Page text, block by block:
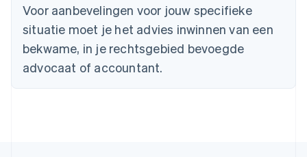
Voor aanbevelingen voor jouw specifieke
situatie moet je het advies inwinnen van een
bekwame, in je rechtsgebied bevoegde
advocaat of accountant.
Denemarken
Duitsland
DeutschEnglish
Estland
English
Finland